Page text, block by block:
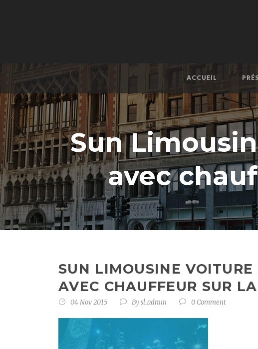
ACCUEIL
Sun
avec
SUN LIMOUSINE
AVEC CHAUFFEUR SUR
04 Nov 2015 Bysl_admin 0 Comment